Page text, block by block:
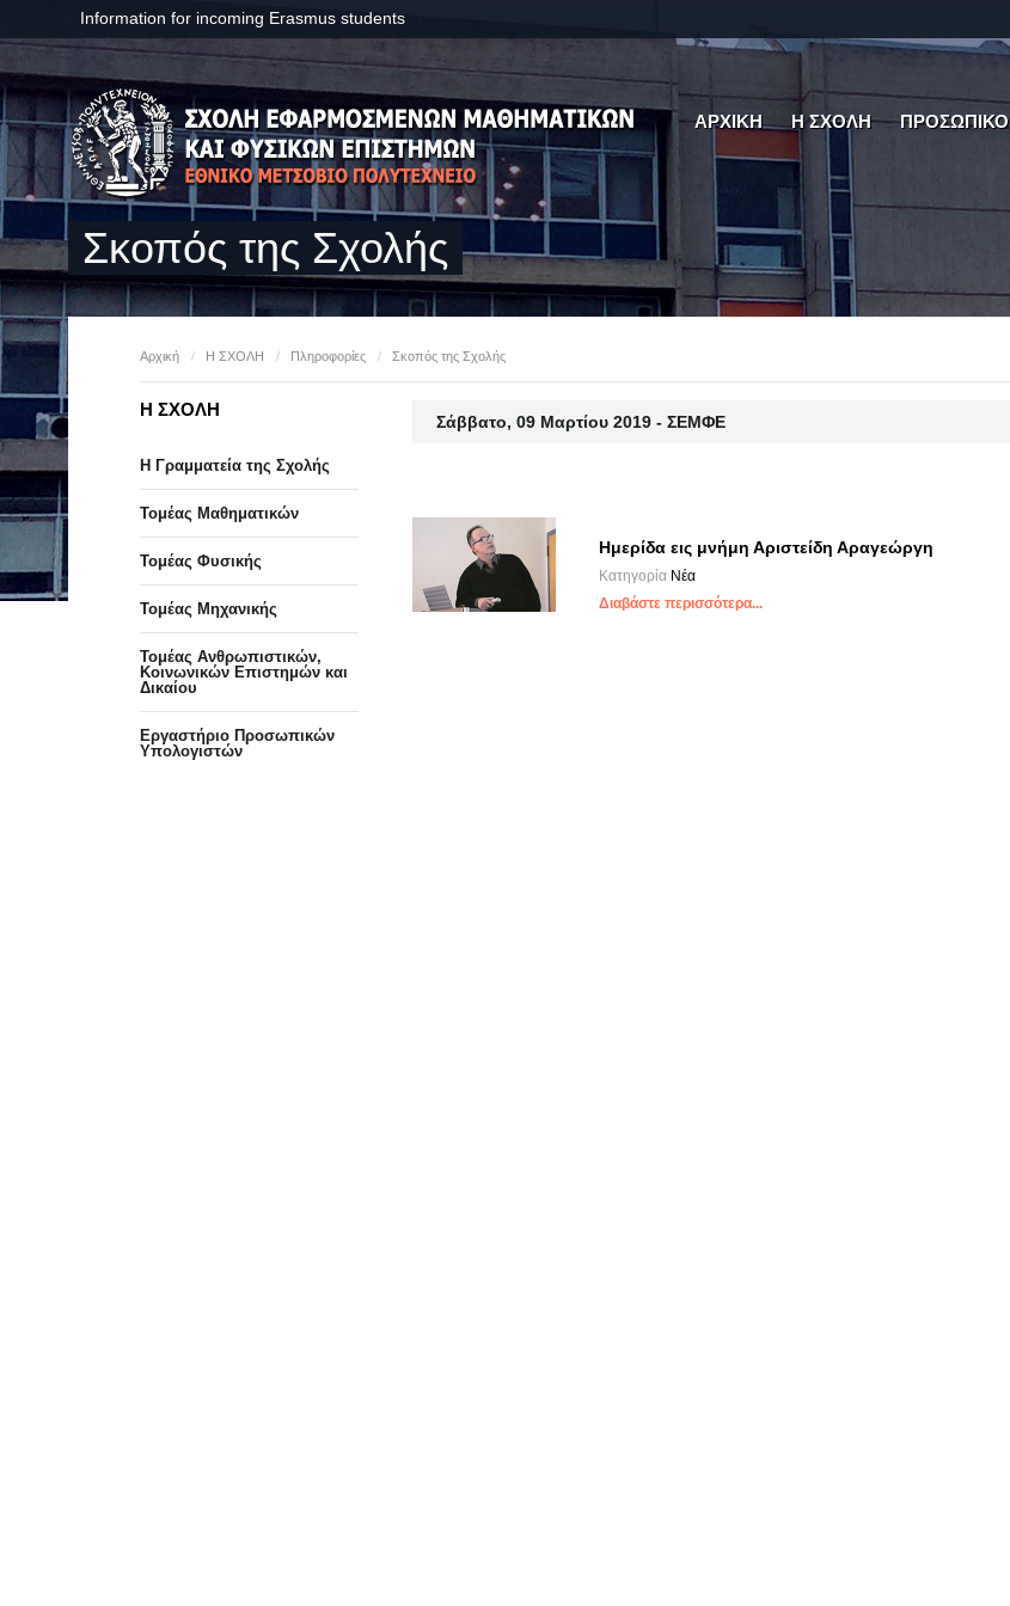
Information for incoming Erasmus students
ΑΡΧΙΚΗ Η ΣΧΟΛΗ ΠΡΟΣΩΠΙΚΟ
Σκοπός της Σχολής
Αρχική / Η ΣΧΟΛΗ / Πληροφορίες / Σκοπός της Σχολής
Σάββατο, 09 Μαρτίου 2019 - ΣΕΜΦΕ
Ημερίδα εις μνήμη Αριστείδη Αραγεώργη
Κατηγορία Νέα
Διαβάστε περισσότερα...
Η ΣΧΟΛΗ
Η Γραμματεία της Σχολής
Τομέας Μαθηματικών
Τομέας Φυσικής
Τομέας Μηχανικής
Τομέας Ανθρωπιστικών,
Κοινωνικών Επιστημών και
Δικαίου
Eργαστήριo Προσωπικών
Υπολογιστών